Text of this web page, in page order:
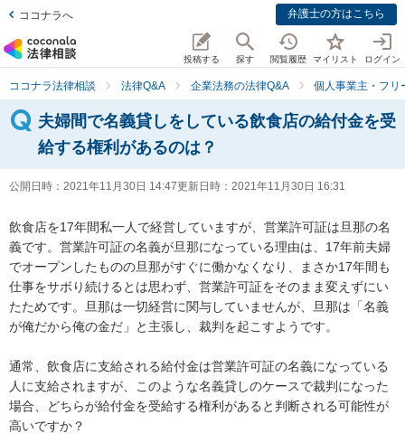
ココナラへ 弁護士の方はこちら
投稿する 探す 閲覧履歴 マイリスト ログイン
ココナラ法律相談 法律Q&A 企業法務の法律Q&A 個人事業主・フリ
夫婦間で名義貸しをしている飲食店の給付金を受
給する権利があるのは？
公開日時： 2021年11月30日 14:47更新日時： 2021年11月30日 16:31
飲食店を17年間私一人で経営していますが、営業許可証は旦那の名
義です。営業許可証の名義が旦那になっている理由は、17年前夫婦
でオープンしたものの旦那がすぐに働かなくなり、まさか17年間も
仕事をサボり続けるとは思わず、営業許可証をそのまま変えずにい
たためです。旦那は一切経営に関与していませんが、旦那は「名義
が俺だから俺の金だ」と主張し、裁判を起こすようです。
通常、飲食店に支給される給付金は営業許可証の名義になっている
人に支給されますが、このような名義貸しのケースで裁判になった
場合、どちらが給付金を受給する権利があると判断される可能性が
高いですか？